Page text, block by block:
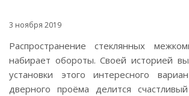
3 ноября 2019
Распространение стеклянных
набирает обороты. Своей историей
установки этого интересного
дверного проёма делится